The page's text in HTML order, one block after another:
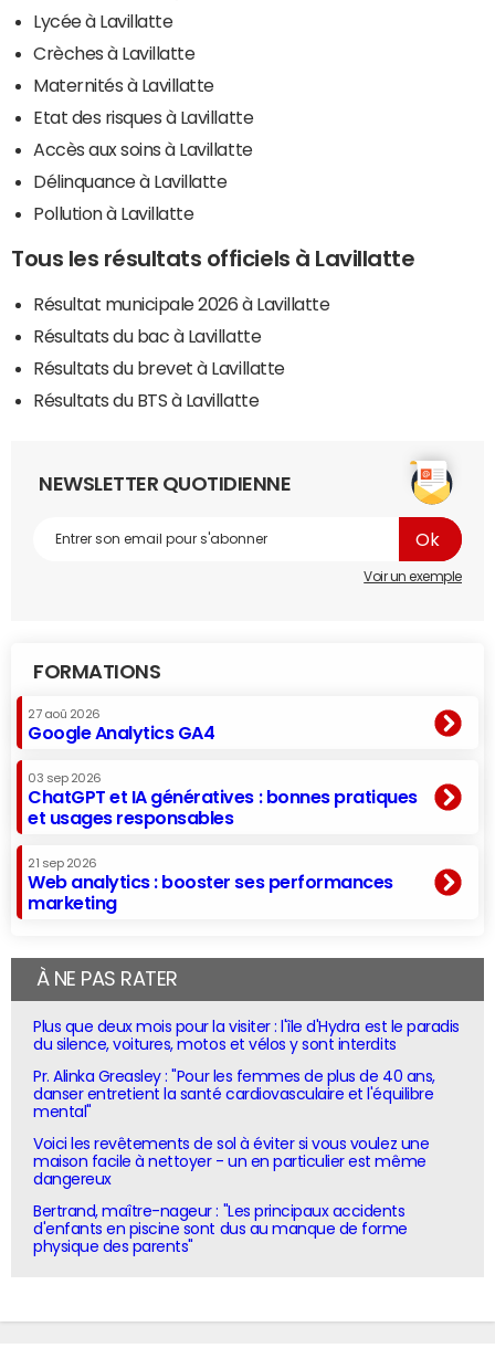
Lycée à Lavillatte
Crèches à Lavillatte
Maternités à Lavillatte
Etat des risques à Lavillatte
Accès aux soins à Lavillatte
Délinquance à Lavillatte
Pollution à Lavillatte
Tous les résultats officiels à Lavillatte
Résultat municipale 2026 à Lavillatte
Résultats du bac à Lavillatte
Résultats du brevet à Lavillatte
Résultats du BTS à Lavillatte
NEWSLETTER QUOTIDIENNE
Voir un exemple
FORMATIONS
27 aoû 2026
Google Analytics GA4
03 sep 2026
ChatGPT et IA génératives : bonnes pratiques
et usages responsables
21 sep 2026
Web analytics : booster ses performances
marketing
À NE PAS RATER
Plus que deux mois pour la visiter : l'île d'Hydra est le paradis
du silence, voitures, motos et vélos y sont interdits
Pr. Alinka Greasley : "Pour les femmes de plus de 40 ans,
danser entretient la santé cardiovasculaire et l'équilibre
mental"
Voici les revêtements de sol à éviter si vous voulez une
maison facile à nettoyer - un en particulier est même
dangereux
Bertrand, maître-nageur : "Les principaux accidents
d'enfants en piscine sont dus au manque de forme
physique des parents"